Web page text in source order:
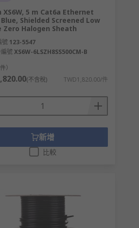
XS6W, 5 m Cat6a Ethernet
Shielded Screened Low
Zero Halogen Sheath
號 123-5547
號XS6W-6LSZH8SS500CM-B
）
(不含稅) TWD1,820.00/件
新增
比較